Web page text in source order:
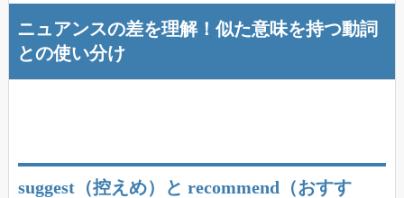
ニュアンスの差を理解！似た意味を持つ動詞
との使い分け
suggest（控えめ）と recommend（おすす